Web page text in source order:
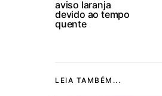
aviso laranja
devido ao tempo
quente
LEIA TAMBÉM...